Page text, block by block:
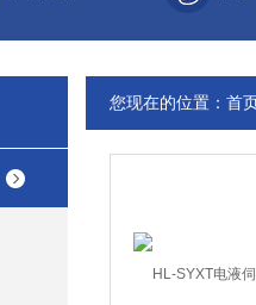
您现在的位置： 首